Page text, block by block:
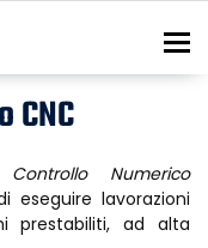
Controllo Numerico
eseguire lavorazioni
prestabiliti, ad alta